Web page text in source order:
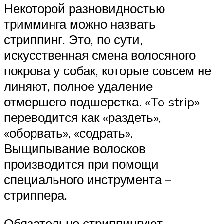
Некоторой разновидностью
тримминга можно назвать
стриппинг. Это, по сути,
искусственная смена волосяного
покрова у собак, которые совсем не
линяют, полное удаление
отмершего подшерстка. «To strip»
переводится как «раздеть»,
«оборвать», «содрать».
Выщипывание волосков
производится при помощи
специального инструмента –
стриппера.